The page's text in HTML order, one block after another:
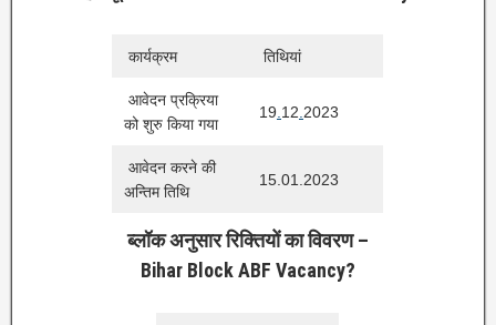
कार्यक्रम तिथियां
आवेदन प्रक्रिया
को शुरु किया गया
19.12.2023
आवेदन करने की
अन्तिम तिथि
15.01.2023
ब्लॉक अनुसार रिक्तियों का विवरण –
Bihar Block ABF Vacancy?